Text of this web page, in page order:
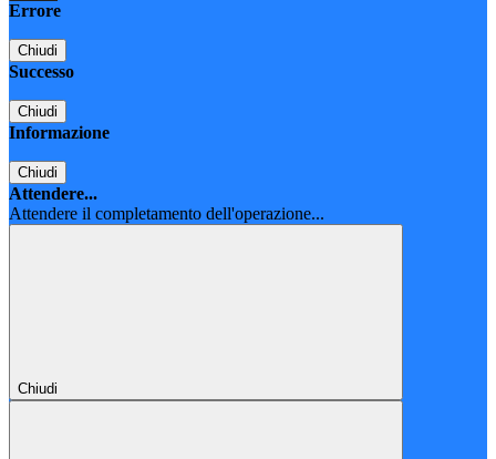
Errore
Chiudi
Successo
Chiudi
Informazione
Chiudi
Attendere...
Attendere il completamento dell'operazione...
Chiudi